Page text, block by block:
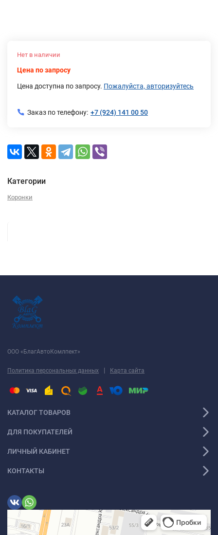
Нет в наличии
Цена по запросу
Цена доступна по запросу. Пожалуйста, авторизуйтесь
Заказ по телефону: +7 (924) 141 00 50
Категории
Коронки
ООО «БлагАвтоКомлпект»
Политика персональных данных | Карта сайта
КАТАЛОГ ТОВАРОВ
ДЛЯ ПОКУПАТЕЛЕЙ
ЛИЧНЫЙ КАБИНЕТ
КОНТАКТЫ